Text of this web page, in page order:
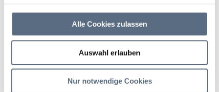
Alle Cookies zulassen
Auswahl erlauben
Nur notwendige Cookies
geschlossen
Kotalm Lenggries - Brauneck Donnerstag bis